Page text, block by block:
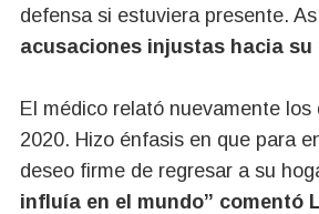
defensa si estuviera presente.
acusaciones injustas hacia su
El médico relató nuevamente
2020. Hizo énfasis en que para
deseo firme de regresar a su
influía en el mundo” comentó